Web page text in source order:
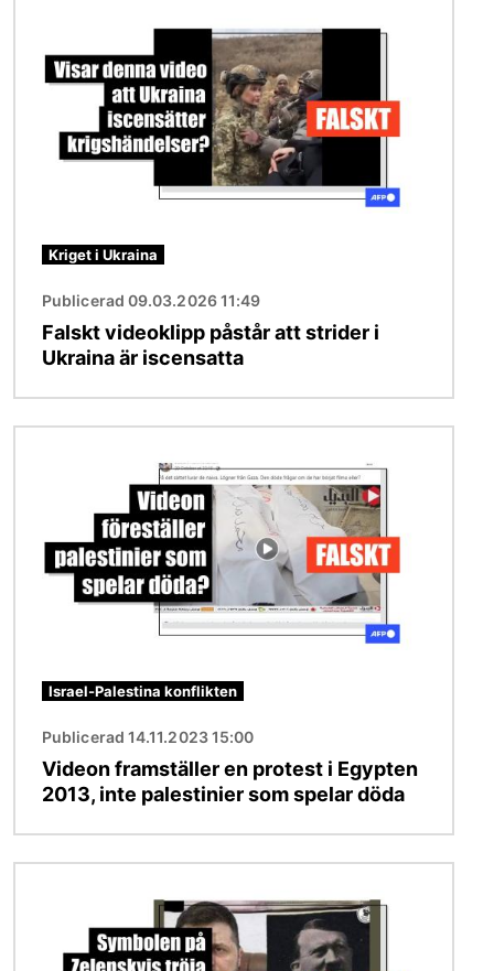
Kriget i Ukraina
Publicerad 09.03.2026 11:49
Falskt videoklipp påstår att strider i
Ukraina är iscensatta
Israel-Palestina konflikten
Publicerad 14.11.2023 15:00
Videon framställer en protest i Egypten
2013, inte palestinier som spelar döda